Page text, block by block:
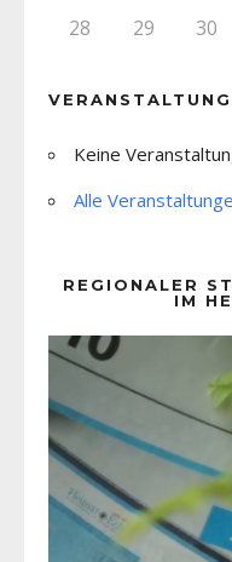
28 29 30
Keine
Alle
REGIONALER
IM